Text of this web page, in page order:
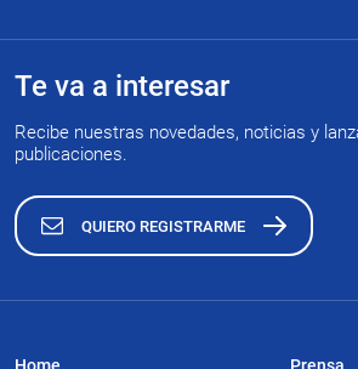
Te va a interesar
Recibe nuestras novedades, noticias y
publicaciones.
QUIERO REGISTRARME